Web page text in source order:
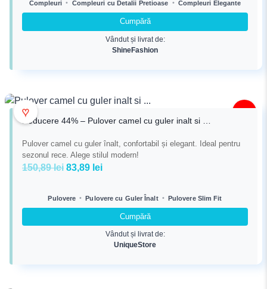
fost:
590,00 lei.
560,50 lei.
Compleuri • Compleuri cu Detalii Pretioase • Compleuri Elegante
Cumpără
Vândut și livrat de:
ShineFashion
♥
Reducere 44% – Pulover camel cu guler inalt si …
Pulover camel cu guler înalt, confortabil și elegant. Ideal pentru
sezonul rece. Alege stilul modern!
150,89lei Prețul
a
fost:
150,89 lei.
83,89 leiPrețul
este:
83,89 lei.
Pulovere • Pulovere cu Guler Înalt • Pulovere Slim Fit
Cumpără
Vândut și livrat de:
UniqueStore